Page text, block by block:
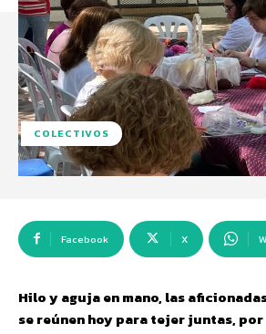
COLECTIVOS
Facebook X
Hilo y aguja en mano, las
se reúnen hoy para tejer juntas, por